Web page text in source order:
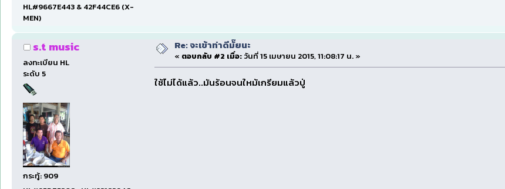
HL#9667E443 & 42F44CE6 (X-
MEN)
s.t music
ลงทะเบียน HL
ระดับ 5
กระทู้: 909
Re: จะเข้าท่าดีมั๊ยนะ
« ตอบกลับ #2 เมื่อ:วันที่ 15 เมษายน 2015, 11:08:17 น. »
ใช้ไม่ได้แล้ว..มันร้อนจนใหม้เกรียมแล้วปู่